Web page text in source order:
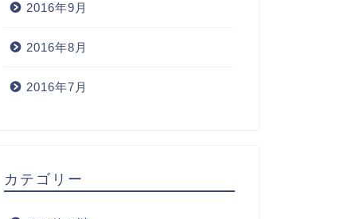
2016年9月
2016年8月
2016年7月
カテゴリー